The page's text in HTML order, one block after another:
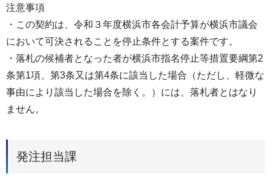
注意事項
・この契約は、令和３年度横浜市各会計予算が横浜市議会
において可決されることを停止条件とする案件です。
・落札の候補者となった者が横浜市指名停止等措置要綱第2
条第1項、第3条又は第4条に該当した場合（ただし、軽微な
事由により該当した場合を除く。）には、落札者とはなり
ません。
発注担当課